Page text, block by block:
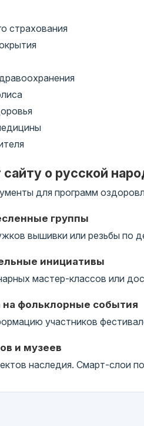
страхования
о русской
для программ
группы
вышивки или резьбы по
инициативы
мастер-классов или
фольклорные события
участников
и музеев
наследия. Смарт-слои